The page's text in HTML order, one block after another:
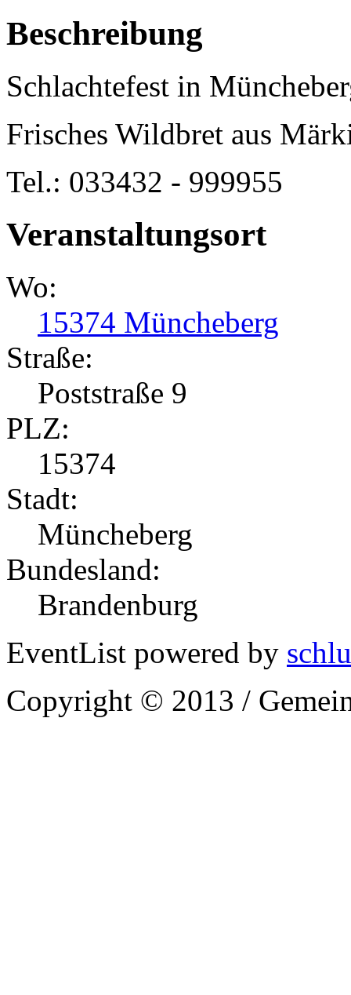
Beschreibung
Schlachtefest in
Frisches Wildbret aus
Tel.: 033432 - 999955
Veranstaltungsort
Wo:
15374 Müncheberg
Straße:
Poststraße 9
PLZ:
15374
Stadt:
Müncheberg
Bundesland:
Brandenburg
EventList powered by
Copyright © 2013 /